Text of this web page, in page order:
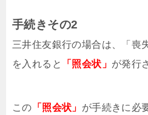
手続きその2
三井住友銀行の場合は、「喪
を入れると
「照会状」 が発行
この 「照会状」 が手続きに必